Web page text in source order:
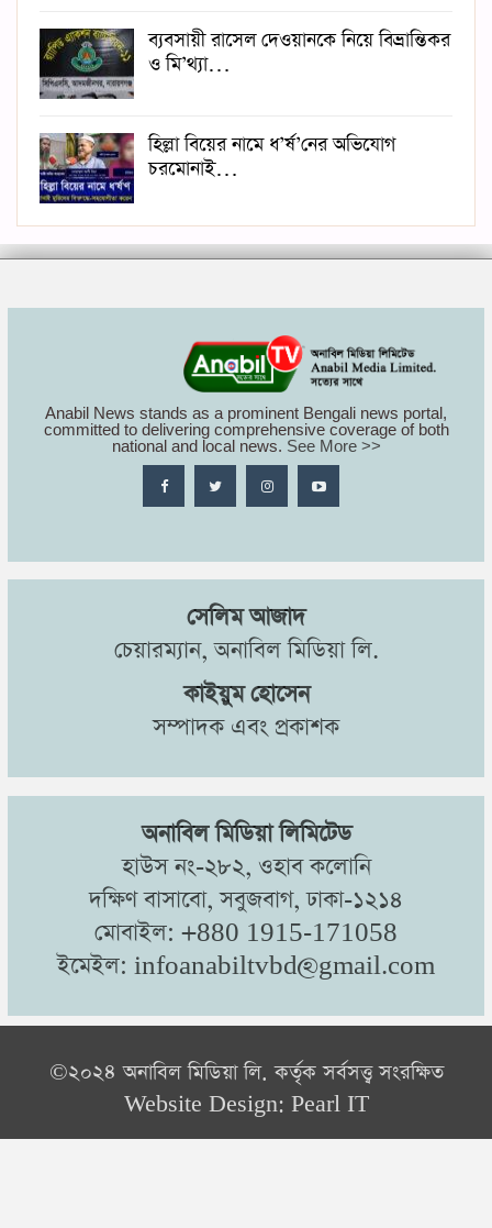
ব্যবসায়ী রাসেল দেওয়ানকে নিয়ে বিভ্রান্তিকর
ও মি’থ্যা…
হিল্লা বিয়ের নামে ধ’র্ষ’নের অভিযোগ
চরমোনাই…
Anabil News stands as a prominent Bengali news portal,
committed to delivering comprehensive coverage of both
national and local news. See More >>
সেলিম আজাদ
চেয়ারম্যান, অনাবিল মিডিয়া লি.
কাইয়ুম হোসেন
সম্পাদক এবং প্রকাশক
অনাবিল মিডিয়া লিমিটেড
হাউস নং-২৮২, ওহাব কলোনি
দক্ষিণ বাসাবো, সবুজবাগ, ঢাকা-১২১৪
মোবাইল: +880 1915-171058
ইমেইল: infoanabiltvbd@gmail.com
©২০২৪ অনাবিল মিডিয়া লি. কর্তৃক সর্বসত্ত্ব সংরক্ষিত
Website Design: Pearl IT